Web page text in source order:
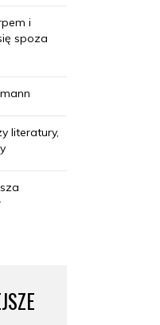
i
spoza
literatury,